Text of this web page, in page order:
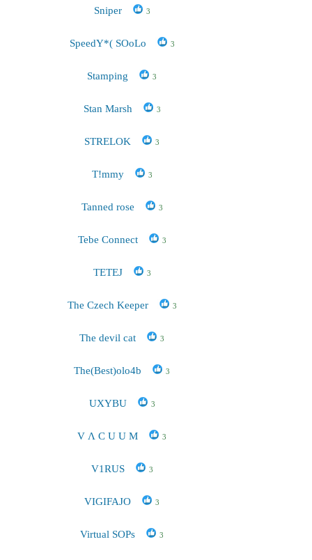
Sniper 3
SpeedY*( SOoLo 3
Stamping 3
Stan Marsh 3
STRELOK 3
T!mmy 3
Tanned rose 3
Tebe Connect 3
TETEJ 3
The Czech Keeper 3
The devil cat 3
The(Best)olo4b 3
UXYBU 3
V Λ C U U M 3
V1RUS 3
VIGIFAJO 3
Virtual SOPs 3